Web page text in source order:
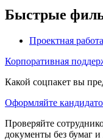
Быстрые
Проектная работа
Корпоративная
Какой соцпакет вы
Оформляйте
Проверяйте
документы без бумаг